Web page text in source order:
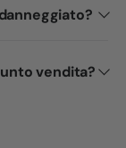
vendita?